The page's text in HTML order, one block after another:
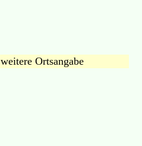
weitere Ortsangabe